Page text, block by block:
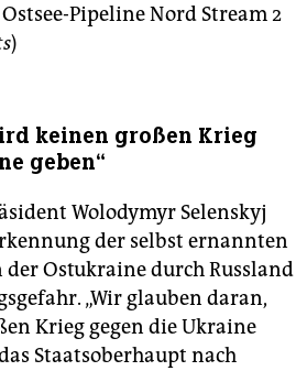
Pipeline Nord Stream 2
)
keinen großen Krieg
geben“
Wolodymyr Selenskyj
der selbst ernannten
Ostukraine durch Russland
„Wir glauben daran,
Krieg gegen die Ukraine
Staatsoberhaupt nach